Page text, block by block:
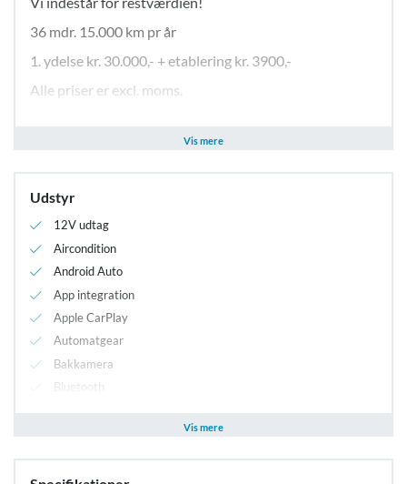
36 mdr. 15.000 km pr år
1. ydelse kr. 30.000,- + etablering kr. 3900,-
Alle priser er excl. moms.
-også hvis du skal bruge flere kilometer
Vis mere
Udstyr
12V udtag
Aircondition
Android Auto
App integration
Apple CarPlay
Automatgear
Bakkamera
Bluetooth
Elruder for
Vis mere